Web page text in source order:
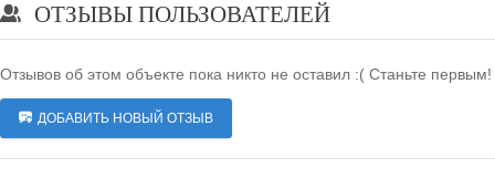
ОТЗЫВЫ ПОЛЬЗОВАТЕЛЕЙ
Отзывов об этом объекте пока никто не оставил :( Станьте первым!
ДОБАВИТЬ НОВЫЙ ОТЗЫВ